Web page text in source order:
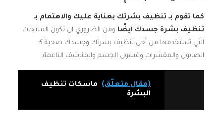
كما تقوم بـ تنظيف بشرتك بعناية عليك والاهتمام بـ
تنظيف بشرة جسدك ايضًا ومن الضروري ان تكون المنتجات
التي تستخدمها من أجل تنظيف بشرتك وجسدك صحية كـ
الصابون والمقشرات وغسول الجسم والمناشف الناعمة.
(مقال متعلّق)
ماسكات تنظيف
البشرة